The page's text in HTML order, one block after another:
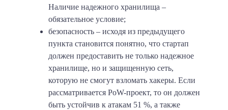
Наличие надежного хранилища –
обязательное условие;
безопасность – исходя из предыдущего
пункта становится понятно, что стартап
должен предоставить не только надежное
хранилище, но и защищенную сеть,
которую не смогут взломать хакеры. Если
рассматривается PoW-проект, то он должен
быть устойчив к атакам 51 %, а также